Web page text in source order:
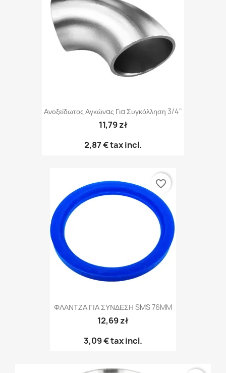
Ανοξείδωτος Αγκώνας Για Συγκόλληση 3/4"
11,79 zł
2,87 €tax incl.
ΦΛΑΝΤΖΑ ΓΙΑ ΣΥΝΔΕΣΗ SMS 76MM
12,69 zł
3,09 €tax incl.
favorite_border